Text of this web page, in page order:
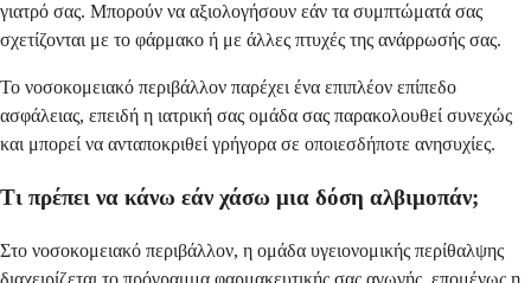
γιατρό σας. Μπορούν να αξιολογήσουν εάν τα συμπτώματά σας
σχετίζονται με το φάρμακο ή με άλλες πτυχές της ανάρρωσής σας.
Το νοσοκομειακό περιβάλλον παρέχει ένα επιπλέον επίπεδο
ασφάλειας, επειδή η ιατρική σας ομάδα σας παρακολουθεί συνεχώς
και μπορεί να ανταποκριθεί γρήγορα σε οποιεσδήποτε ανησυχίες.
Τι πρέπει να κάνω εάν χάσω μια δόση αλβιμοπάν;
Στο νοσοκομειακό περιβάλλον, η ομάδα υγειονομικής περίθαλψης
διαχειρίζεται το πρόγραμμα φαρμακευτικής σας αγωγής, επομένως η